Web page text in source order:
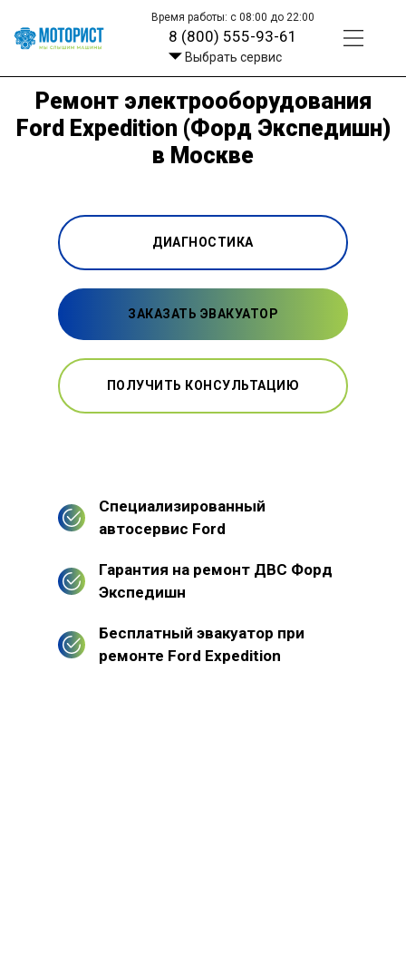
Время работы: с 08:00 до 22:00
8 (800) 555-93-61
Выбрать сервис
Ремонт электрооборудования
Ford Expedition (Форд Экспедишн)
в Москве
ДИАГНОСТИКА
ЗАКАЗАТЬ ЭВАКУАТОР
ПОЛУЧИТЬ КОНСУЛЬТАЦИЮ
Специализированный
автосервис Ford
Гарантия на ремонт ДВС Форд
Экспедишн
Бесплатный эвакуатор при
ремонте Ford Expedition